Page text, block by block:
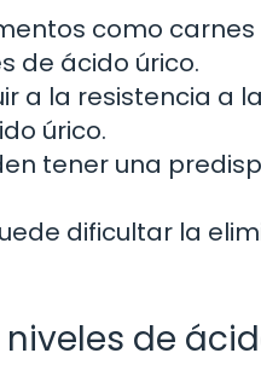
como
de ácido úrico.
a la resistencia a
úrico.
tener una
dificultar la
de